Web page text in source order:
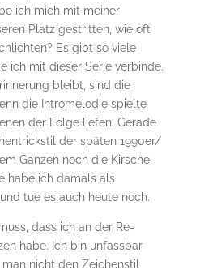
ich mich mit meiner
Platz gestritten, wie oft
Es gibt so viele
ich mit dieser Serie verbinde.
bleibt, sind die
die Intromelodie spielte
der Folge liefen. Gerade
der späten 1990er/
Ganzen noch die Kirsche
habe ich damals als
tue es auch heute noch.
dass ich an der Re-
habe. Ich bin unfassbar
nicht den Zeichenstil